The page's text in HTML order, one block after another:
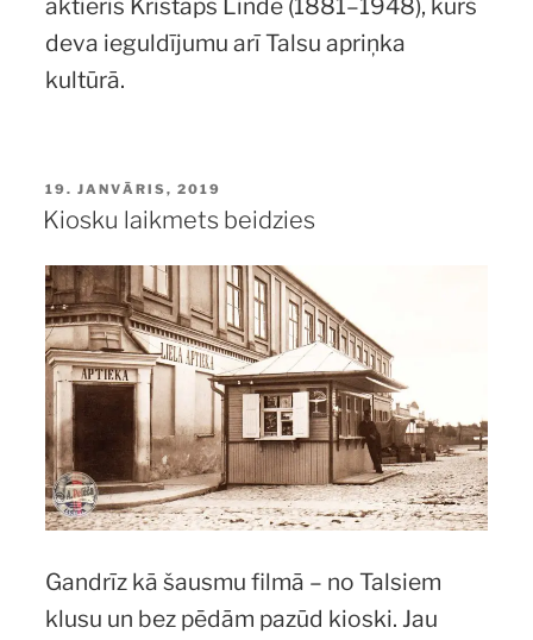
aktieris Kristaps Linde (1881–1948), kurš
deva ieguldījumu arī Talsu apriņka
kultūrā.
PUBLICĒTS
19. JANVĀRIS, 2019
Kiosku laikmets beidzies
Gandrīz kā šausmu filmā – no Talsiem
klusu un bez pēdām pazūd kioski. Jau